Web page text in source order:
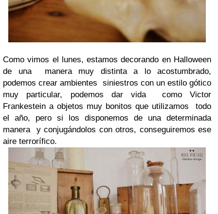
Como vimos el lunes, estamos decorando en Halloween
de una
manera muy distinta a lo acostumbrado,
podemos crear ambientes
siniestros con un estilo gótico
muy particular, podemos dar vida
como Victor
Frankestein a objetos muy bonitos que utilizamos
todo
el año, pero si los disponemos de una determinada
manera
y conjugándolos con otros, conseguiremos ese
aire terrorífico.